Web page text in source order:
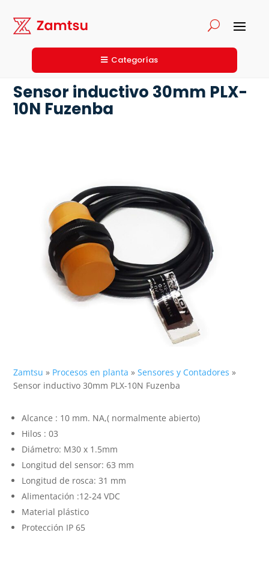
Categorías
Zamtsu » Procesos en planta »Sensores y Contadores »
Sensor inductivo 30mm PLX-10N Fuzenba
Sensor inductivo 30mm PLX-
10N Fuzenba
Alcance : 10 mm. NA,( normalmente abierto)
Hilos : 03
Diámetro: M30 x 1.5mm
Longitud del sensor: 63 mm
Longitud de rosca: 31 mm
Alimentación :12-24 VDC
Material plástico
Protección IP 65